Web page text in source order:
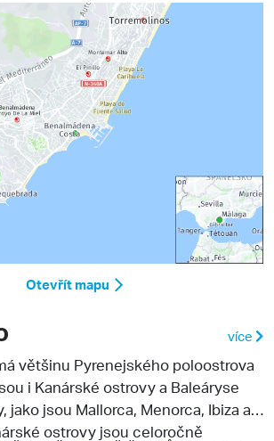
Otevřít mapu
více
většinu Pyrenejského poloostrova
i Kanárské ostrovy a Baleáryse
jako jsou Mallorca, Menorca, Ibiza a
ostrovy jsou celoročně